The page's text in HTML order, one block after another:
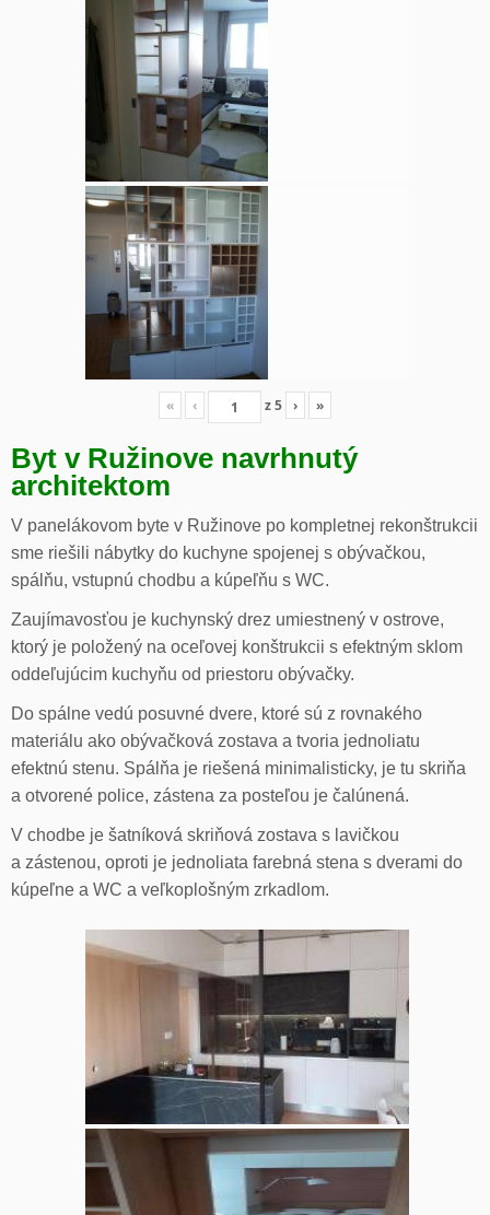
« ‹ z5 › »
Byt v Ružinove navrhnutý
architektom
V panelákovom byte v Ružinove po kompletnej rekonštrukcii
sme riešili nábytky do kuchyne spojenej s obývačkou,
spálňu, vstupnú chodbu a kúpeľňu s WC.
Zaujímavosťou je kuchynský drez umiestnený v ostrove,
ktorý je položený na oceľovej konštrukcii s efektným sklom
oddeľujúcim kuchyňu od priestoru obývačky.
Do spálne vedú posuvné dvere, ktoré sú z rovnakého
materiálu ako obývačková zostava a tvoria jednoliatu
efektnú stenu. Spálňa je riešená minimalisticky, je tu skriňa
a otvorené police, zástena za posteľou je čalúnená.
V chodbe je šatníková skriňová zostava s lavičkou
a zástenou, oproti je jednoliata farebná stena s dverami do
kúpeľne a WC a veľkoplošným zrkadlom.